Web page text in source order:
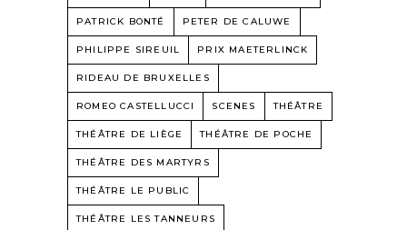
PATRICK BONTÉ PETER DE CALUWE
PHILIPPE SIREUIL PRIX MAETERLINCK
RIDEAU DE BRUXELLES
ROMEO CASTELLUCCI SCENES THÉÂTRE
THÉÂTRE DE LIÈGE THÉÂTRE DE POCHE
THÉÂTRE DES MARTYRS
THÉÂTRE LE PUBLIC
THÉÂTRE LES TANNEURS